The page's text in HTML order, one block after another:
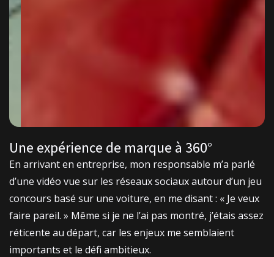
Une expérience de marque à 360°
En arrivant en entreprise, mon responsable m’a parlé
d’une vidéo vue sur les réseaux sociaux autour d’un jeu
concours basé sur une voiture, en me disant : « Je veux
faire pareil. » Même si je ne l’ai pas montré, j’étais assez
réticente au départ, car les enjeux me semblaient
importants et le défi ambitieux.